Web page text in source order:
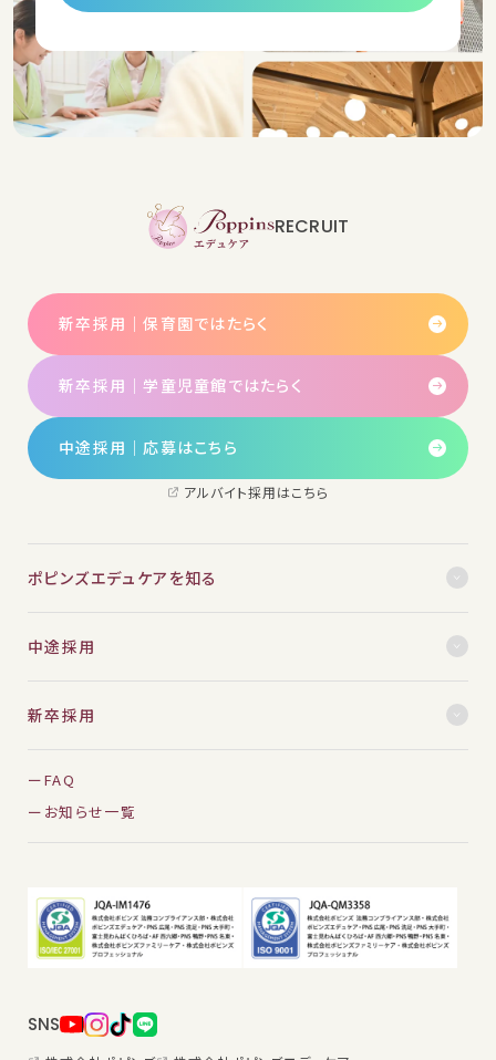
RECRUIT
新卒採用｜保育園ではたらく
新卒採用｜学童児童館ではたらく
中途採用│応募はこちら
アルバイト採用はこちら
ポピンズエデュケアを知る
中途採用
新卒採用
FAQ
お知らせ一覧
SNS